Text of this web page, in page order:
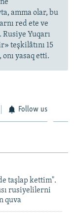
amma olar, bu
red ete ve
Yuqarı
teşkilâtını 15
yasaq etti.
Follow us
taşlap kettim".
rusiyelilerni
quva